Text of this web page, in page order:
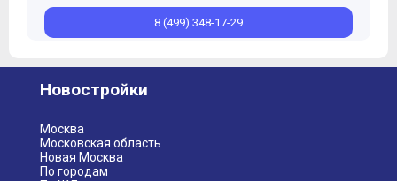
8 (499) 348-17-29
Новостройки
Москва
Московская область
Новая Москва
По городам